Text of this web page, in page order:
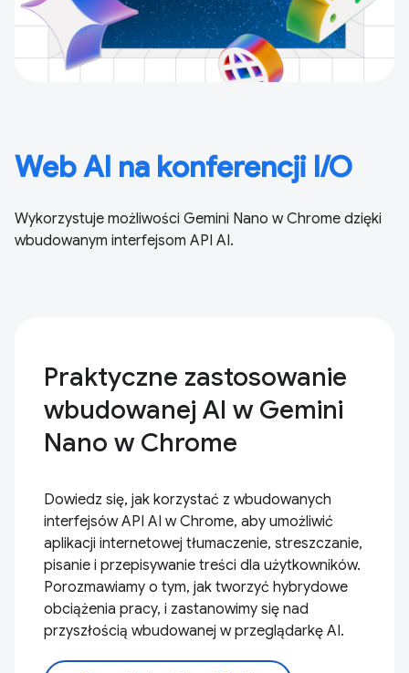
Web AI na konferencji I/O
Wykorzystuje możliwości Gemini Nano w Chrome dzięki
wbudowanym interfejsom API AI.
Praktyczne zastosowanie
wbudowanej AI w Gemini
Nano w Chrome
Dowiedz się, jak korzystać z wbudowanych
interfejsów API AI w Chrome, aby umożliwić
aplikacji internetowej tłumaczenie, streszczanie,
pisanie i przepisywanie treści dla użytkowników.
Porozmawiamy o tym, jak tworzyć hybrydowe
obciążenia pracy, i zastanowimy się nad
przyszłością wbudowanej w przeglądarkę AI.